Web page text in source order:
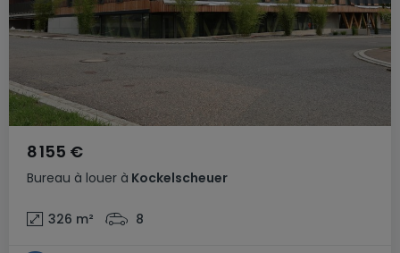
Bureau à louer à Kockelscheuer
8 155 €
326 m² 8